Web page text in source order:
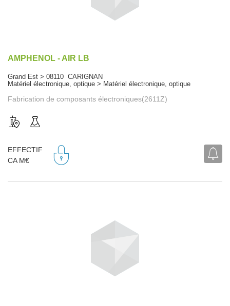
AMPHENOL - AIR LB
Grand Est > 08110 CARIGNAN
Matériel électronique, optique > Matériel électronique, optique
Fabrication de composants électroniques(2611Z)
EFFECTIF
CA M€